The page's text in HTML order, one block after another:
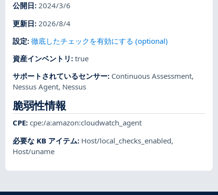
公開日:2024/3/6
更新日: 2026/8/4
設定:徹底したチェックを有効にする (optional)
資産インベントリ :true
サポートされているセンサー: Continuous Assessment,
Nessus Agent, Nessus
脆弱性情報
CPE:cpe:/a:amazon:cloudwatch_agent
必要な KB アイテム: Host/local_checks_enabled,
Host/uname